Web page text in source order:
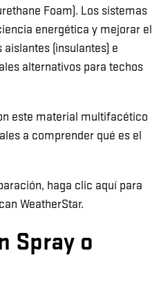
Foam). Los sistemas
energética y mejorar el
(insulantes) e
alternativos para techos
este material multifacético
a comprender qué es el
haga clic aquí para
WeatherStar.
Spray o